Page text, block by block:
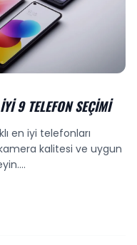
9 TELEFON SEÇIMI
en iyi telefonları
kamera kalitesi ve uygun